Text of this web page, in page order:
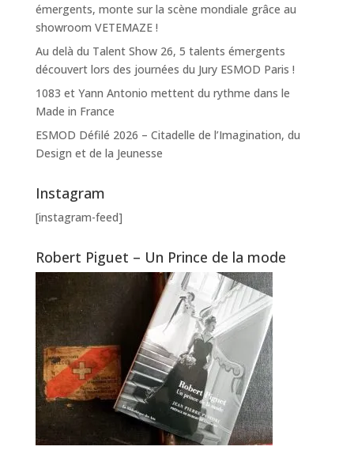
émergents, monte sur la scène mondiale grâce au
showroom VETEMAZE !
Au delà du Talent Show 26, 5 talents émergents
découvert lors des journées du Jury ESMOD Paris !
1083 et Yann Antonio mettent du rythme dans le
Made in France
ESMOD Défilé 2026 – Citadelle de l’Imagination, du
Design et de la Jeunesse
Instagram
[instagram-feed]
Robert Piguet – Un Prince de la mode